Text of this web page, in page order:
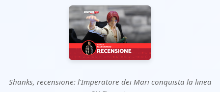
Shanks, recensione: l'Imperatore dei Mari conquista la linea